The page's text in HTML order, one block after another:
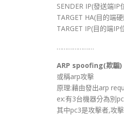
SENDER IP(發送端
TARGET HA(目的端
TARGET IP(目的端IP
…………………
ARP spoofing(欺騙)
或稱arp攻擊
原理:藉由發出arp
ex:有3台機器分為別
其中pc3是攻擊者,攻